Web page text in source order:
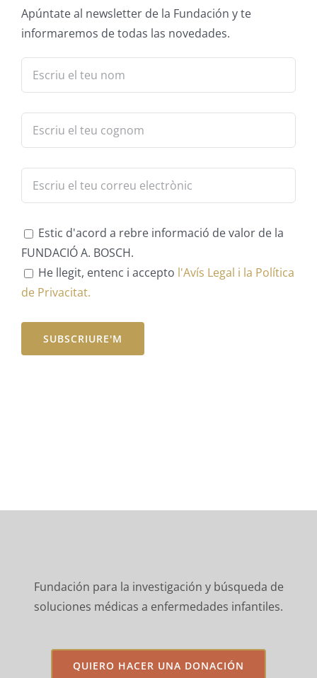
Apúntate al newsletter de la Fundación y te
informaremos de todas las novedades.
Estic d'acord a rebre informació de valor de la
FUNDACIÓ A. BOSCH.
He llegit, entenc i accepto l'Avís Legal i la Política
de Privacitat.
Fundación para la investigación y búsqueda de
soluciones médicas a enfermedades infantiles.
QUIERO HACER UNA DONACIÓN